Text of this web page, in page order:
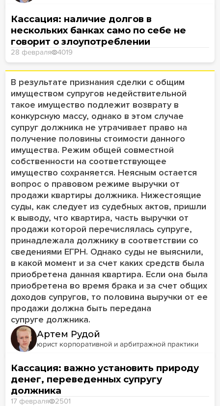
Кассация: наличие долгов в
нескольких банках само по себе не
говорит о злоупотреблении
28 февраля 4019
В результате признания сделки с общим
имуществом супругов недействительной
такое имущество подлежит возврату в
конкурсную массу, однако в этом случае
супруг должника не утрачивает право на
получение половины стоимости данного
имущества. Режим общей совместной
собственности на соответствующее
имущество сохраняется. Неясным остается
вопрос о правовом режиме выручки от
продажи квартиры должника. Нижестоящие
суды, как следует из судебных актов, пришли
к выводу, что квартира, часть выручки от
продажи которой перечислялась супруге,
принадлежала должнику в соответствии со
сведениями ЕГРН. Однако суды не выяснили,
в какой момент и за счет каких средств была
приобретена данная квартира. Если она была
приобретена во время брака и за счет общих
доходов супругов, то половина выручки от ее
продажи должна быть передана
супруге должника.
Артем Рудой
юрист корпоративной и арбитражной практики
Кассация: важно установить природу
денег, переведенных супругу
должника
17 февраля 2501